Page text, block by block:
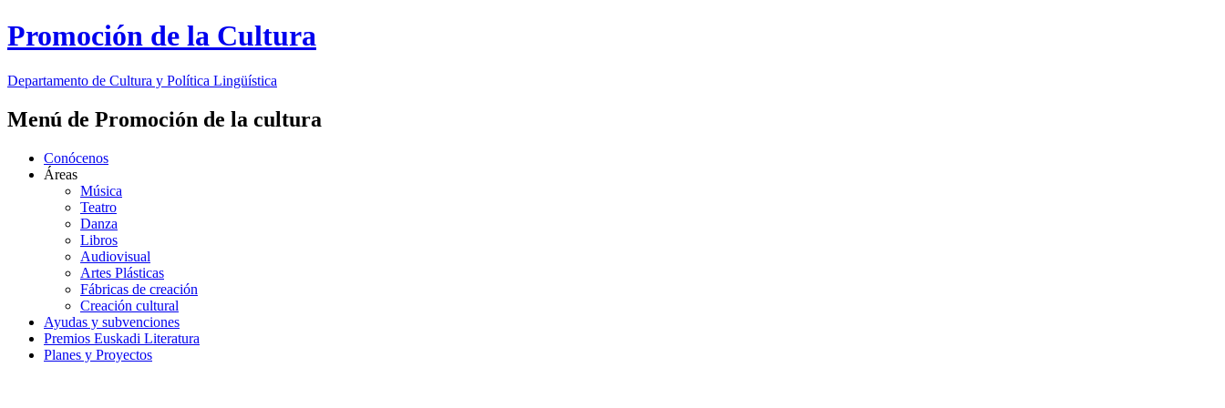
Promoción de la Cultura
Departamento de Cultura y Política Lingüística
Menú de Promoción de la cultura
Conócenos
Áreas
Música
Teatro
Danza
Libros
Audiovisual
Artes Plásticas
Fábricas de creación
Creación cultural
Ayudas y subvenciones
Premios Euskadi Literatura
Planes y Proyectos